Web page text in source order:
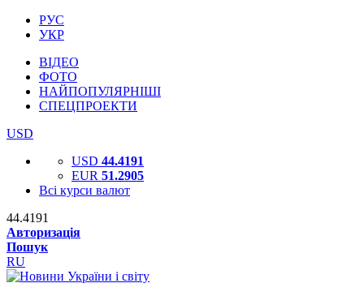
РУС
УКР
ВІДЕО
ФОТО
НАЙПОПУЛЯРНІШІ
СПЕЦПРОЕКТИ
USD
USD 44.4191
EUR 51.2905
Всі курси валют
44.4191
Авторизація
Пошук
RU